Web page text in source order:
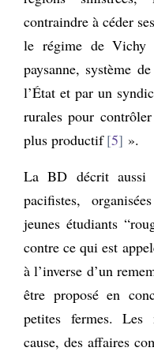
contraindre à céder
le régime de Vichy
paysanne, système
l’État et par un
rurales pour
plus productif 5 ».
La BD décrit aussi
pacifistes,
jeunes étudiants
contre ce qui est
à l’inverse d’un
être proposé en
petites fermes. Les
cause, des affaires